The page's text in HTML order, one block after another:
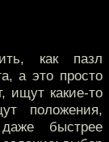
как пазл
а это просто
ищут какие-то
положения,
быстрее